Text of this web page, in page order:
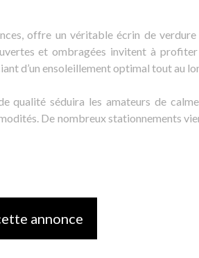
offre un véritable écrin de
et ombragées invitent à
d’un ensoleillement optimal tout au
qualité séduira les amateurs de
De nombreux stationnements
annonce